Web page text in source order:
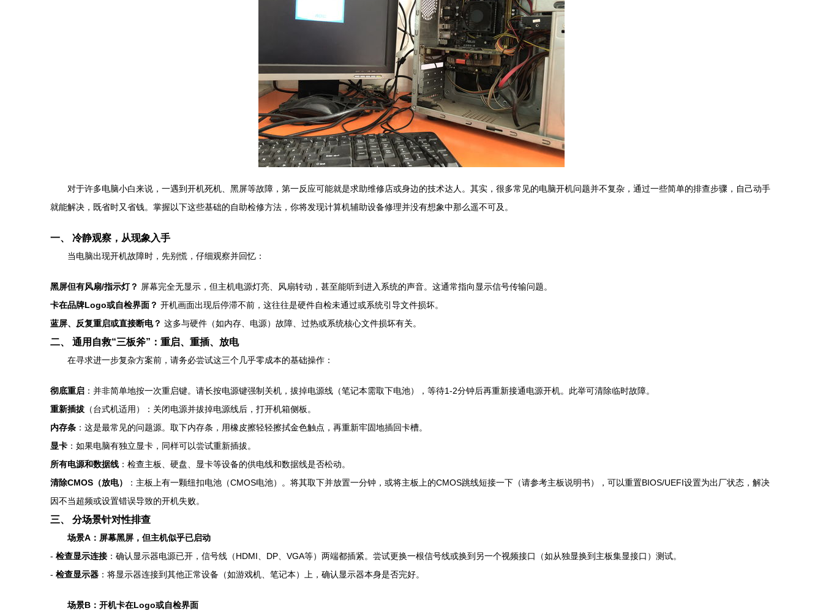
对于许多电脑小白来说，一遇到开机死机、黑屏等故障，第一反应可能就是求助维修店或身边的技术达人。其实，很多常见的电脑开机问题并不复杂，通过一些简单的排查步骤，自己动手
就能解决，既省时又省钱。掌握以下这些基础的自助检修方法，你将发现计算机辅助设备修理并没有想象中那么遥不可及。
一、 冷静观察，从现象入手
当电脑出现开机故障时，先别慌，仔细观察并回忆：
黑屏但有风扇/指示灯？ 屏幕完全无显示，但主机电源灯亮、风扇转动，甚至能听到进入系统的声音。这通常指向显示信号传输问题。
卡在品牌Logo或自检界面？ 开机画面出现后停滞不前，这往往是硬件自检未通过或系统引导文件损坏。
蓝屏、反复重启或直接断电？ 这多与硬件（如内存、电源）故障、过热或系统核心文件损坏有关。
二、 通用自救“三板斧”：重启、重插、放电
在寻求进一步复杂方案前，请务必尝试这三个几乎零成本的基础操作：
彻底重启 ：并非简单地按一次重启键。请长按电源键强制关机，拔掉电源线（笔记本需取下电池），等待1-2分钟后再重新接通电源开机。此举可清除临时故障。
重新插拔 （台式机适用）：关闭电源并拔掉电源线后，打开机箱侧板。
内存条 ：这是最常见的问题源。取下内存条，用橡皮擦轻轻擦拭金色触点，再重新牢固地插回卡槽。
显卡 ：如果电脑有独立显卡，同样可以尝试重新插拔。
所有电源和数据线 ：检查主板、硬盘、显卡等设备的供电线和数据线是否松动。
清除CMOS（放电）
：主板上有一颗纽扣电池（CMOS电池）。将其取下并放置一分钟，或将主板上的CMOS跳线短接一下（请参考主板说明书），可以重置BIOS/UEFI设置为出厂状态，解决
因不当超频或设置错误导致的开机失败。
三、 分场景针对性排查
场景A：屏幕黑屏，但主机似乎已启动
- 检查显示连接 ：确认显示器电源已开，信号线（HDMI、DP、VGA等）两端都插紧。尝试更换一根信号线或换到另一个视频接口（如从独显换到主板集显接口）测试。
- 检查显示器 ：将显示器连接到其他正常设备（如游戏机、笔记本）上，确认显示器本身是否完好。
场景B：开机卡在Logo或自检界面